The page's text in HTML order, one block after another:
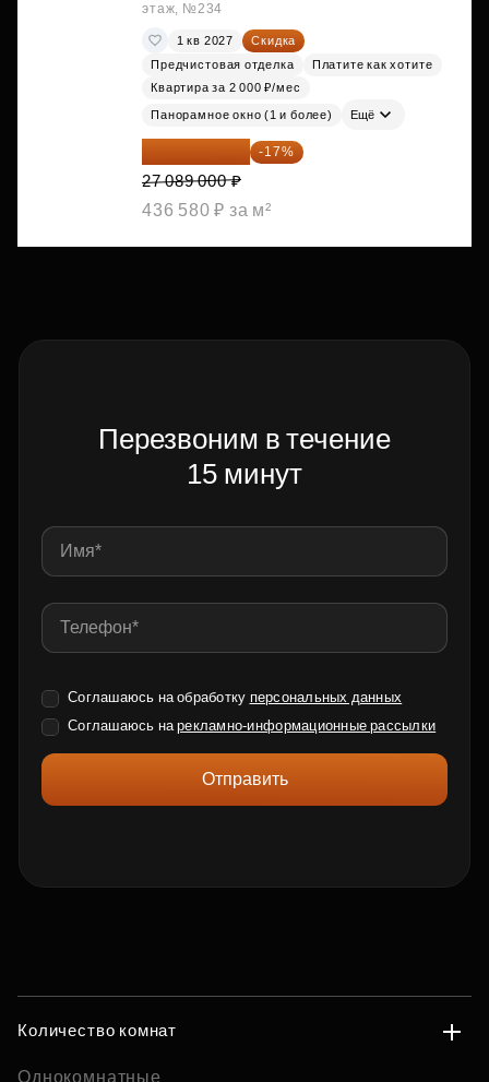
этаж, №234
1 кв 2027
Скидка
Предчистовая отделка
Платите как хотите
Квартира за 2 000 ₽/мес
Панорамное окно (1 и более) Ещё
22 483 870 ₽ -17%
27 089 000 ₽
436 580 ₽ за м²
Перезвоним в течение
15 минут
Соглашаюсь на обработку персональных данных
Соглашаюсь нарекламно-информационные рассылки
Отправить
Количество комнат
Однокомнатные